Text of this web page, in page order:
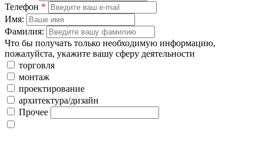
Телефон *
Имя:
Фамилия:
Что бы получать только необходимую информацию,
пожалуйста, укажите вашу сферу деятельности
торговля
монтаж
проектирование
архитектура/дизайн
Прочее